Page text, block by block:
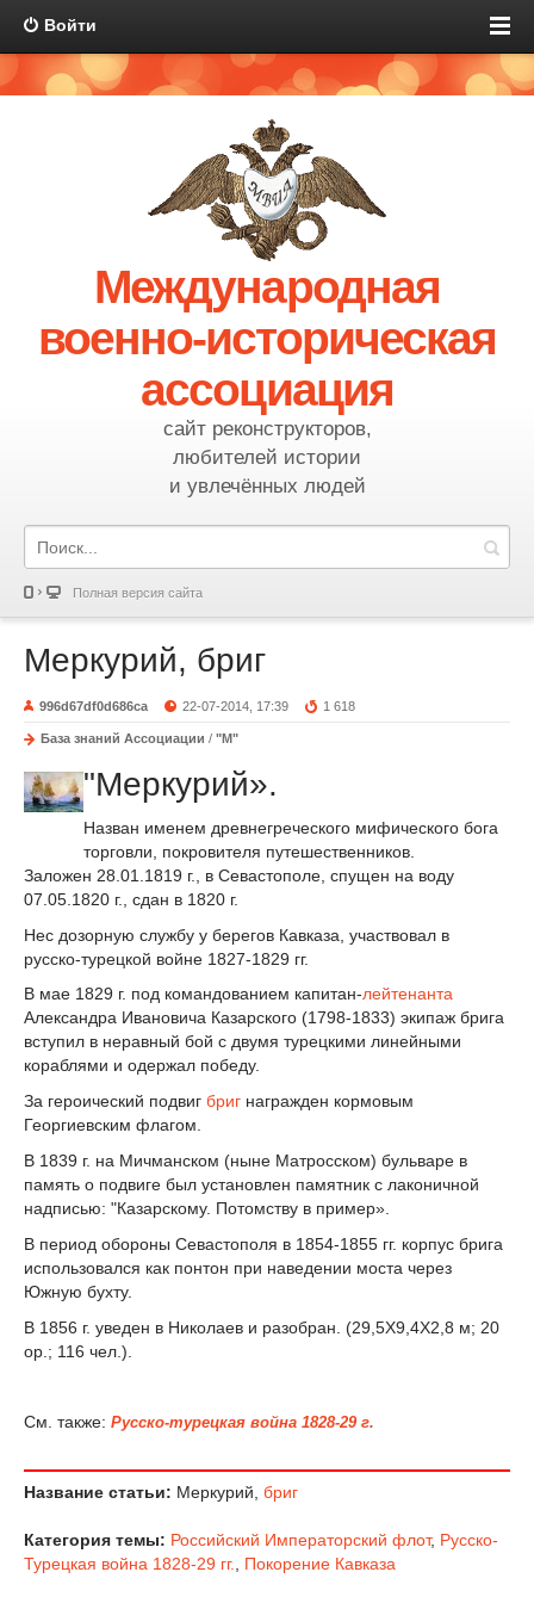
Войти
Международная
военно-историческая
ассоциация
сайт реконструкторов,
любителей истории
и увлечённых людей
Полная версия сайта
Меркурий, бриг
996d67df0d686ca 22-07-2014, 17:39 1 618
База знаний Ассоциации / "М"
"Меркурий».
Назван именем древнегреческого мифического бога
торговли, покровителя путешественников.
Заложен 28.01.1819 г., в Севастополе, спущен на воду
07.05.1820 г., сдан в 1820 г.
Нес дозорную службу у берегов Кавказа, участвовал в
русско-турецкой войне 1827-1829 гг.
В мае 1829 г. под командованием капитан-лейтенанта
Александра Ивановича Казарского (1798-1833) экипаж брига
вступил в неравный бой с двумя турецкими линейными
кораблями и одержал победу.
За героический подвиг бриг награжден кормовым
Георгиевским флагом.
В 1839 г. на Мичманском (ныне Матросском) бульваре в
память о подвиге был установлен памятник с лаконичной
надписью: "Казарскому. Потомству в пример».
В период обороны Севастополя в 1854-1855 гг. корпус брига
использовался как понтон при наведении моста через
Южную бухту.
В 1856 г. уведен в Николаев и разобран. (29,5X9,4X2,8 м; 20
ор.; 116 чел.).
См. также: Русско-турецкая война 1828-29 г.
Название статьи: Меркурий, бриг
Категория темы: Российский Императорский флот, Русско-
Турецкая война 1828-29 гг.
Покорение Кавказа